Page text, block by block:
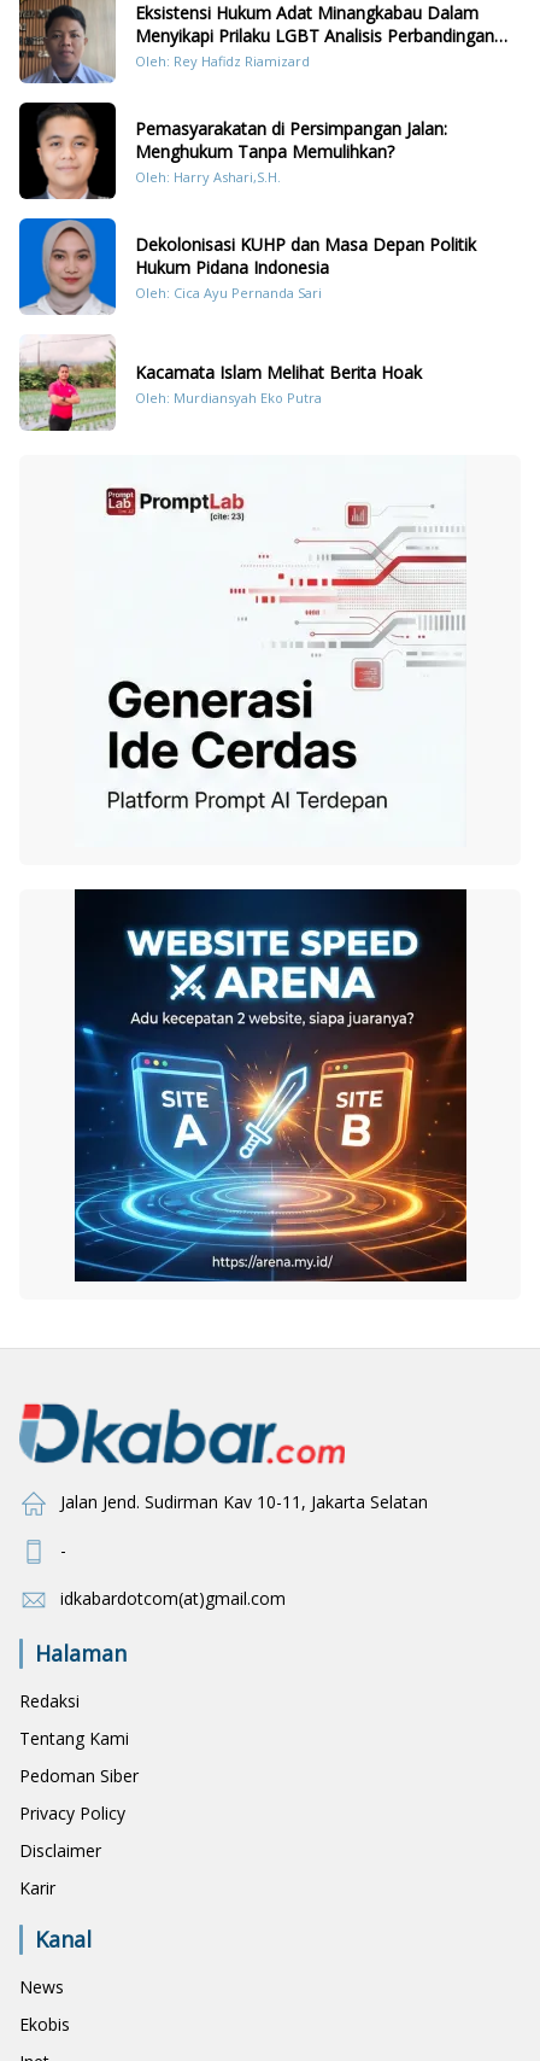
Eksistensi Hukum Adat Minangkabau Dalam
Menyikapi Prilaku LGBT Analisis Perbandingan
Dengan Hukum Pidana
Oleh: Rey Hafidz Riamizard
Pemasyarakatan di Persimpangan Jalan:
Menghukum Tanpa Memulihkan?
Oleh: Harry Ashari,S.H.
Dekolonisasi KUHP dan Masa Depan Politik
Hukum Pidana Indonesia
Oleh: Cica Ayu Pernanda Sari
Kacamata Islam Melihat Berita Hoak
Oleh: Murdiansyah Eko Putra
Jalan Jend. Sudirman Kav 10-11, Jakarta Selatan
-
idkabardotcom(at)gmail.com
Halaman
Redaksi
Tentang Kami
Pedoman Siber
Privacy Policy
Disclaimer
Karir
Kanal
News
Ekobis